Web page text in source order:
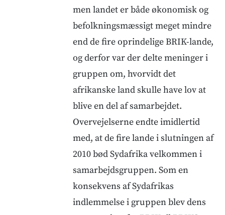
men landet er både økonomisk og
befolkningsmæssigt meget mindre
end de fire oprindelige BRIK-lande,
og derfor var der delte meninger i
gruppen om, hvorvidt det
afrikanske land skulle have lov at
blive en del af samarbejdet.
Overvejelserne endte imidlertid
med, at de fire lande i slutningen af
2010 bød Sydafrika velkommen i
samarbejdsgruppen. Som en
konsekvens af Sydafrikas
indlemmelse i gruppen blev dens